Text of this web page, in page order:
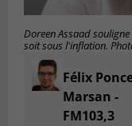
Doreen Assaad
soit sous l'inflation.
Félix
Marsan -
FM103,3